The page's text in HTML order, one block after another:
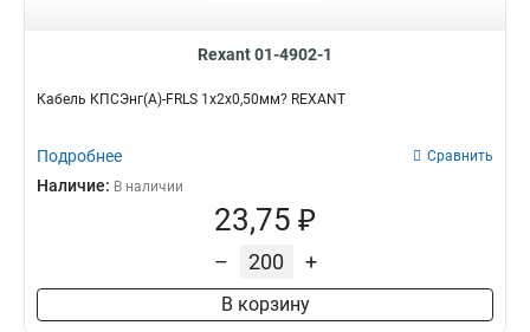
Rexant 01-4902-1
Кабель КПСЭнг(А)-FRLS 1x2x0,50мм? REXANT
Подробнее Сравнить
Наличие: В наличии
23,75 ₽
– +
В корзину